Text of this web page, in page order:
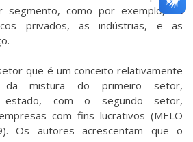
segmento, como por exemplo, os
privados, as indústrias, e as
que é um conceito relativamente
mistura do primeiro setor,
estado, com o segundo setor,
com fins lucrativos (MELO
Os autores acrescentam que o